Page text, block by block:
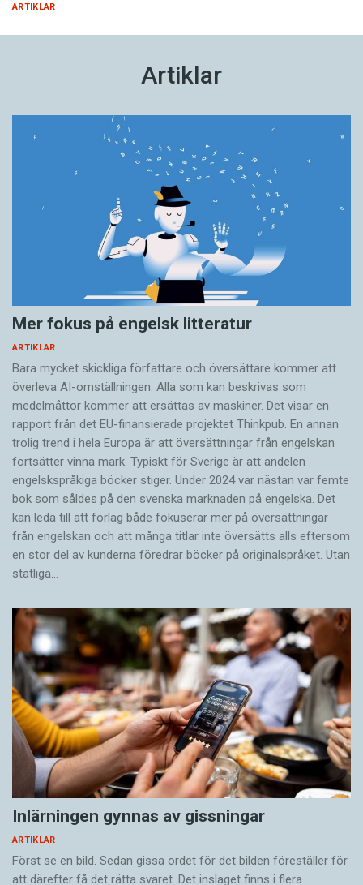
ARTIKLAR
Artiklar
Mer fokus på engelsk litteratur
ARTIKLAR
Bara mycket skickliga författare och översättare ­kommer att
överleva AI-omställningen. Alla som kan beskrivas som
medelmåttor kommer att ersättas av maskiner. Det visar en
rapport från det EU-finansierade projektet Thinkpub. En annan
trolig trend i hela Europa är att översättningar från engelskan
fortsätter vinna mark. Typiskt för Sverige är att andelen
engelskspråkiga böcker stiger. Under 2024 var nästan var femte
bok som såldes på den svenska marknaden på engelska. Det
kan leda till att förlag både fokuserar mer på översättningar
från engelskan och att många titlar inte översätts alls eftersom
en stor del av kunderna föredrar böcker på originalspråket. Utan
statliga…
Inlärningen gynnas av gissningar
ARTIKLAR
Först se en bild. Sedan gissa ordet för det bilden föreställer för
att därefter få det rätta svaret. Det inslaget finns i flera